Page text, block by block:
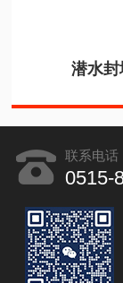
潜水
联系电话
0515-